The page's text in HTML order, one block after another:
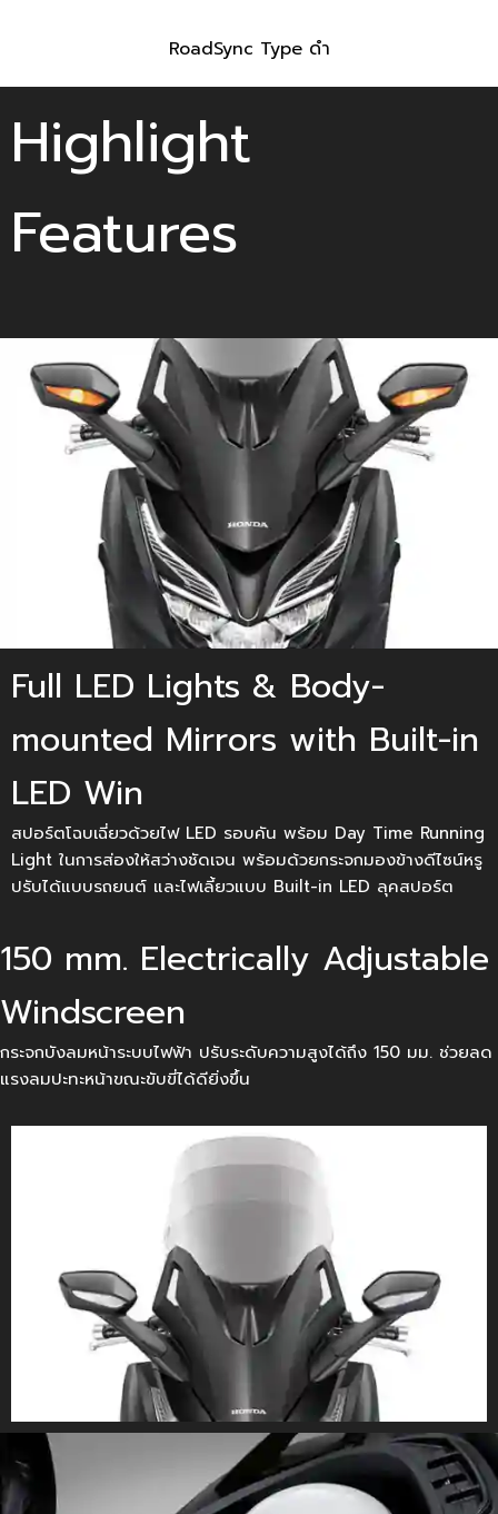
RoadSync Type ดำ
Highlight
Features
Full LED Lights & Body-
mounted Mirrors with Built-in
LED Win
สปอร์ตโฉบเฉี่ยวด้วยไฟ LED รอบคัน พร้อม Day Time Running
Light ในการส่องให้สว่างชัดเจน พร้อมด้วยกระจกมองข้างดีไซน์หรู
ปรับได้แบบรถยนต์ และไฟเลี้ยวแบบ Built-in LED ลุคสปอร์ต
150 mm. Electrically Adjustable
Windscreen
กระจกบังลมหน้าระบบไฟฟ้า ปรับระดับความสูงได้ถึง 150 มม. ช่วยลด
แรงลมปะทะหน้าขณะขับขี่ได้ดียิ่งขึ้น